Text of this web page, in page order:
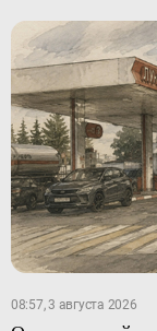
08:57, 3 августа 2026